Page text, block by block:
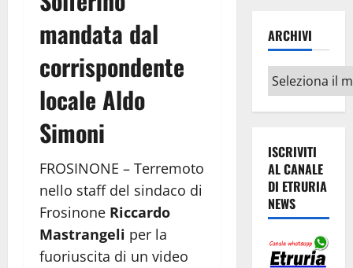
mandata dal
corrispondente
locale Aldo
Simoni
FROSINONE – Terremoto
nello staff del sindaco di
Frosinone Riccardo
Mastrangeli per la
fuoriuscita di un video
ARCHIVI
Archivi
ISCRIVITI
AL CANALE
DI ETRURIA
NEWS